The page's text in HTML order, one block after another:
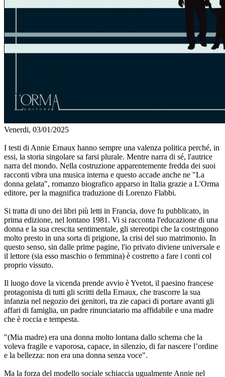
Venerdi, 03/01/2025
I testi di Annie Ernaux hanno sempre una valenza politica perché, in
essi, la storia singolare sa farsi plurale. Mentre narra di sé, l'autrice
narra del mondo. Nella costruzione apparentemente fredda dei suoi
racconti vibra una musica interna e questo accade anche ne "La
donna gelata", romanzo biografico apparso in Italia grazie a L'Orma
editore, per la magnifica traduzione di Lorenzo Flabbi.
Si tratta di uno dei libri più letti in Francia, dove fu pubblicato, in
prima edizione, nel lontano 1981. Vi si racconta l'educazione di una
donna e la sua crescita sentimentale, gli stereotipi che la costringono
molto presto in una sorta di prigione, la crisi del suo matrimonio. In
questo senso, sin dalle prime pagine, l'io privato diviene universale e
il lettore (sia esso maschio o femmina) è costretto a fare i conti col
proprio vissuto.
Il luogo dove la vicenda prende avvio è Yvetot, il paesino francese
protagonista di tutti gli scritti della Ernaux, che trascorre la sua
infanzia nel negozio dei genitori, tra zie capaci di portare avanti gli
affari di famiglia, un padre rinunciatario ma affidabile e una madre
che è roccia e tempesta.
"(Mia madre) era una donna molto lontana dallo schema che la
voleva fragile e vaporosa, capace, in silenzio, di far nascere l’ordine
e la bellezza: non era una donna senza voce".
Ma la forza del modello sociale schiaccia ugualmente Annie nel